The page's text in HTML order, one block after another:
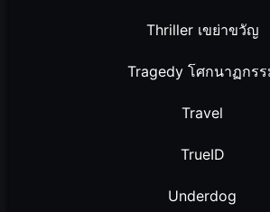
Thriller เขย่าขวัญ
Tragedy โศกนาฏกรร
Travel
TrueID
Underdog